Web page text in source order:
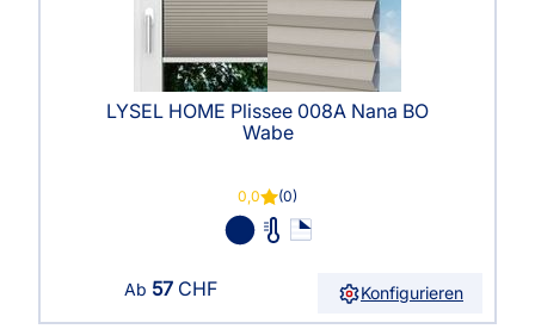
LYSEL HOME Plissee 008A Nana BO
Wabe
0,0 (0)
Ab 57 CHF Konfigurieren